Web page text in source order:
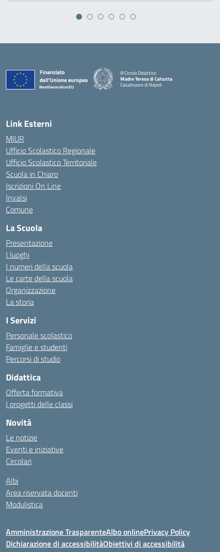
III Circolo Didattico
Madre Teresa di Calcutta
Casalnuovo di Napoli
— Visita la pagina iniziale della scuola
Link Esterni
MIUR
Ufficio Scolastico Regionale
Ufficio Scolastico Territoriale
Scuola in Chiaro
Iscrizioni On Line
Invalsi
Comune
La Scuola
Presentazione
I luoghi
I numeri della scuola
Le carte della scuola
Organizzazione
La storia
I Servizi
Personale scolastico
Famiglie e studenti
Percorsi di studio
Didattica
Offerta formativa
I progetti delle classi
Novità
Le notizie
Eventi e iniziative
Circolari
Albi
Area riservata docenti
Modulistica
Amministrazione TrasparenteAlbo onlinePrivacy Policy
Dichiarazione di accessibilitàObiettivi di accessibilità